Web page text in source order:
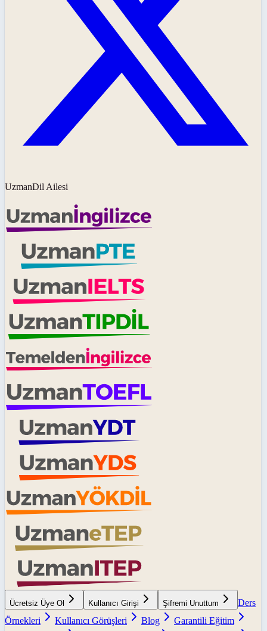
UzmanDil Ailesi
Ücretsiz Üye Ol Kullanıcı Girişi Şifremi Unuttum
Ders
Örnekleri
Kullanıcı Görüşleri Blog
Garantili Eğitim